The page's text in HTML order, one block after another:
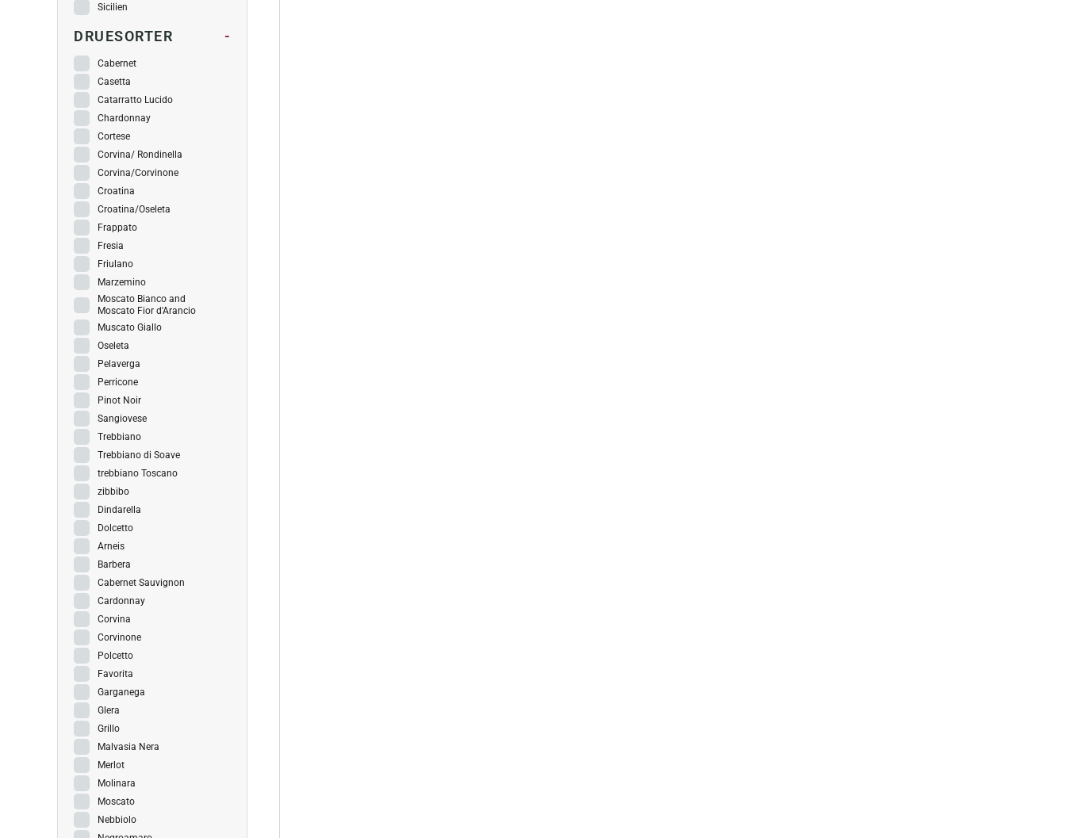
Sicilien
DRUESORTER -
Cabernet
Casetta
Catarratto Lucido
Chardonnay
Cortese
Corvina/ Rondinella
Corvina/Corvinone
Croatina
Croatina/Oseleta
Frappato
Fresia
Friulano
Marzemino
Moscato Bianco and
Moscato Fior d'Arancio
Muscato Giallo
Oseleta
Pelaverga
Perricone
Pinot Noir
Sangiovese
Trebbiano
Trebbiano di Soave
trebbiano Toscano
zibbibo
Dindarella
Dolcetto
Arneis
Barbera
Cabernet Sauvignon
Cardonnay
Corvina
Corvinone
Polcetto
Favorita
Garganega
Glera
Grillo
Malvasia Nera
Merlot
Molinara
Moscato
Nebbiolo